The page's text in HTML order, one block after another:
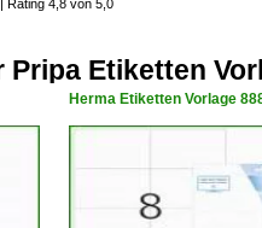
| Rating 4,8 von 5,0
Pripa Etiketten
Herma Etiketten Vorlage